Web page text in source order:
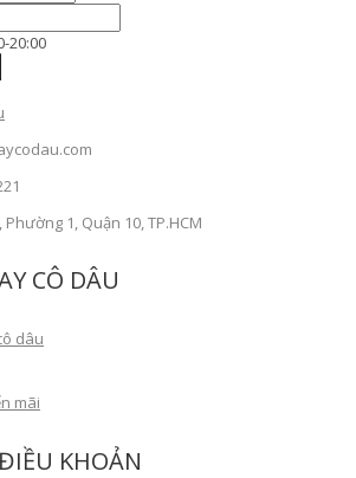
20:00
1, Quận 10, TP.HCM
CÔ DÂU
dâu
mãi
KHOẢN